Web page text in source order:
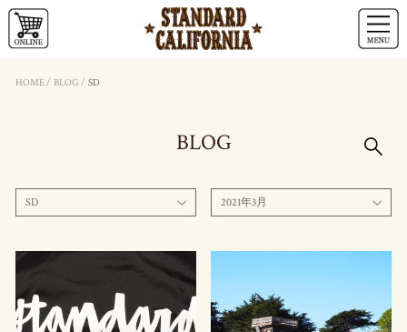
HOME/ BLOG / SD
BLOG
SD 2021年3月